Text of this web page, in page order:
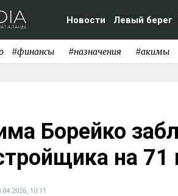
Новости Левый берег
#финансы #назначения #акимы
Борейко
на 71
10:11